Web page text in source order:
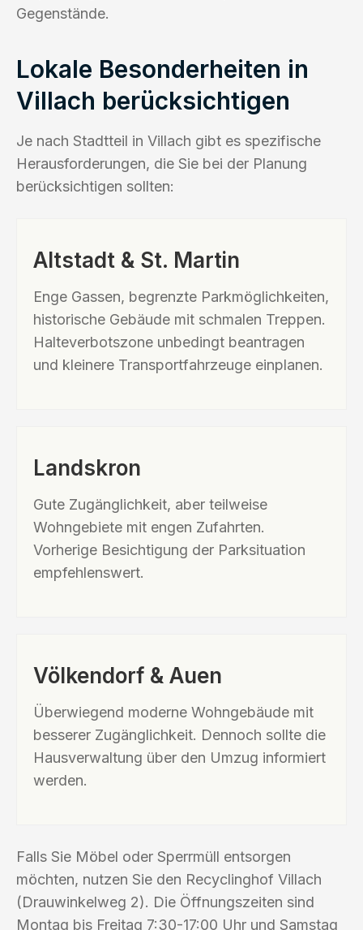
Gegenstände.
Lokale Besonderheiten in
Villach berücksichtigen
Je nach Stadtteil in Villach gibt es spezifische
Herausforderungen, die Sie bei der Planung
berücksichtigen sollten:
Altstadt & St. Martin
Enge Gassen, begrenzte Parkmöglichkeiten,
historische Gebäude mit schmalen Treppen.
Halteverbotszone unbedingt beantragen
und kleinere Transportfahrzeuge einplanen.
Landskron
Gute Zugänglichkeit, aber teilweise
Wohngebiete mit engen Zufahrten.
Vorherige Besichtigung der Parksituation
empfehlenswert.
Völkendorf & Auen
Überwiegend moderne Wohngebäude mit
besserer Zugänglichkeit. Dennoch sollte die
Hausverwaltung über den Umzug informiert
werden.
Falls Sie Möbel oder Sperrmüll entsorgen
möchten, nutzen Sie den Recyclinghof Villach
(Drauwinkelweg 2). Die Öffnungszeiten sind
Montag bis Freitag 7:30-17:00 Uhr und Samstag